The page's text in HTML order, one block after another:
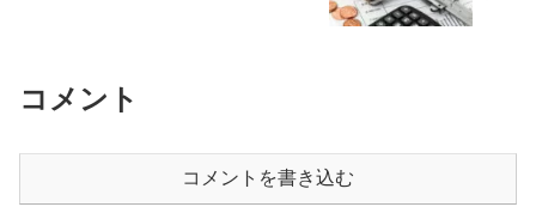
コメント
コメントを書き込む